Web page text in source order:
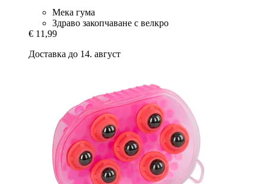
Мека гума
Здраво закопчаване с велкро
€ 11,99
Доставка до 14. август